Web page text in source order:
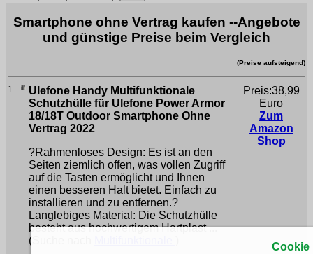
Smartphone ohne Vertrag kaufen --Angebote
und günstige Preise beim Vergleich
(Preise aufsteigend)
1
Ulefone Handy Multifunktionale
Schutzhülle für Ulefone Power Armor
18/18T Outdoor Smartphone Ohne
Vertrag 2022
?Rahmenloses Design: Es ist an den
Seiten ziemlich offen, was vollen Zugriff
auf die Tasten ermöglicht und Ihnen
einen besseren Halt bietet. Einfach zu
installieren und zu entfernen.?
Langlebiges Material: Die Schutzhülle
besteht aus hochwertigem Hartplast ...
(Suche nach
Preis:38,99
Euro
Zum
Amazon
Shop
Cookie